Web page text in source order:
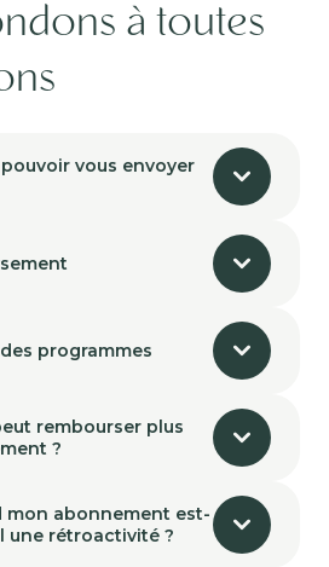
à toutes
vous envoyer
programmes
rembourser plus
?
mon abonnement est-
une rétroactivité ?